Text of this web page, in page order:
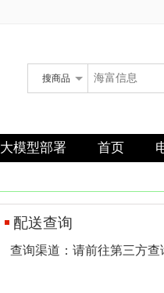
搜商品
大模型部署 首页
配送查询
查询渠道：请前往第三方查